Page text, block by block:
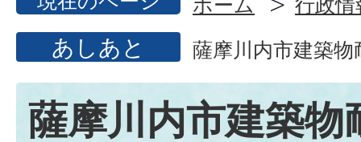
ホーム 行政情
あしあと 薩摩川内市建築
薩摩川内市建築物